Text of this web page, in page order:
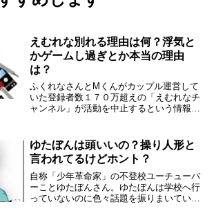
えむれな別れる理由は何？浮気と
かゲームし過ぎとか本当の理由
は？
ふくれなさんとMくんがカップル運営して
いた登録者数１７０万超えの「えむれなチ
ャンネル」が活動を中止するという情報が
ことになった理由は何でしょうか？巷に
は、えむくん...
ゆたぼんは頭いいの？操り人形と
言われてるけどホント？
自称「少年革命家」の不登校ユーチューバ
ーことゆたぼんさん。ゆたぼんは学校へ行
っていないのに色々話題を振りまいていま